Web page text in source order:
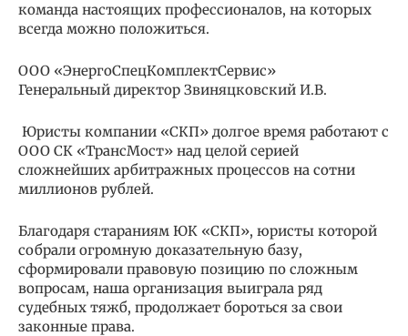
команда настоящих профессионалов, на которых
всегда можно положиться.
ООО «ЭнергоСпецКомплектСервис»
Генеральный директор Звиняцковский И.В.
Юристы компании «СКП» долгое время работают с
ООО СК «ТрансМост» над целой серией
сложнейших арбитражных процессов на сотни
миллионов рублей.
Благодаря стараниям ЮК «СКП», юристы которой
собрали огромную доказательную базу,
сформировали правовую позицию по сложным
вопросам, наша организация выиграла ряд
судебных тяжб, продолжает бороться за свои
законные права.